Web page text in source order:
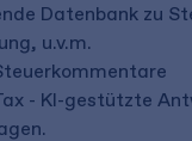
Datenbank zu
u.v.m.
- KI-gestützte